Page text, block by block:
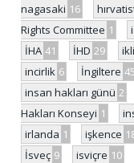
nagasaki 16
Rights Committee 1
İHA 41 İHD 29
incirlik 6 İngiltere 45
insan hakları günü 2
Hakları Konseyi 1
irlanda 1 işkence
İsveç 9 isviçre 10